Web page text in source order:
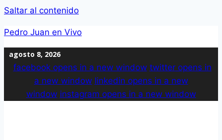
Saltar al contenido
Pedro Juan en Vivo
agosto 8, 2026
facebookopens in a new window twitteropens in
a new window linkedin opens in a new
window instagram opens in a new window